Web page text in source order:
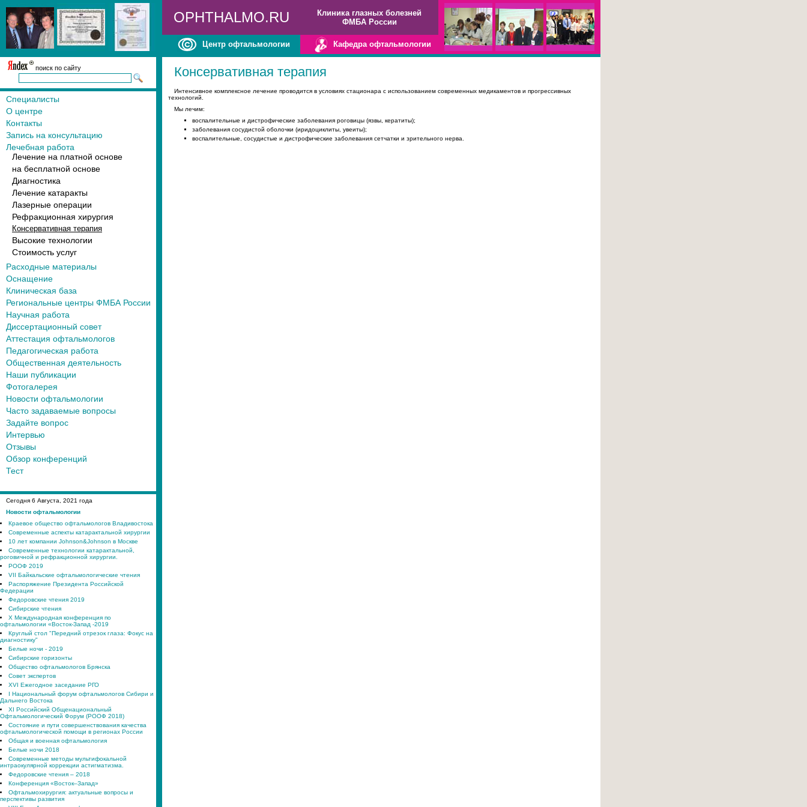
OPHTHALMO.RU
Клиника глазных болезней
ФМБА России
Центр офтальмологии Кафедра офтальмологии
поиск по сайту
Специалисты
О центре
Контакты
Запись на консультацию
Лечебная работа
Лечение на платной основе
на бесплатной основе
Диагностика
Лечение катаракты
Лазерные операции
Рефракционная хирургия
Консервативная терапия
Высокие технологии
Стоимость услуг
Расходные материалы
Оснащение
Клиническая база
Региональные центры ФМБА России
Научная работа
Диссертационный совет
Аттестация офтальмологов
Педагогическая работа
Общественная деятельность
Наши публикации
Фотогалерея
Новости офтальмологии
Часто задаваемые вопросы
Задайте вопрос
Интервью
Отзывы
Обзор конференций
Тест
Сегодня 6 Августа, 2021 года
Новости офтальмологии
Краевое общество офтальмологов Владивостока
Современные аспекты катарактальной хирургии
10 лет компании Johnson&Johnson в Москве
Современные технологии катарактальной,
роговичной и рефракционной хирургии.
РООФ 2019
VII Байкальские офтальмологические чтения
Распоряжение Президента Российской
Федерации
Федоровские чтения 2019
Сибирские чтения
X Международная конференция по
офтальмологии «Восток-Запад -2019
Круглый стол "Передний отрезок глаза: Фокус на
диагностику"
Белые ночи - 2019
Сибирские горизонты
Общество офтальмологов Брянска
Совет экспертов
XVI Ежегодное заседание РГО
I Национальный форум офтальмологов Сибири и
Дальнего Востока
XI Российский Общенациональный
Офтальмологический Форум (РООФ 2018)
Состояние и пути совершенствования качества
офтальмологической помощи в регионах России
Общая и военная офтальмология
Белые ночи 2018
Современные методы мультифокальной
интраокулярной коррекции астигматизма.
Федоровские чтения – 2018
Конференция «Восток–Запад»
Офтальмохирургия: актуальные вопросы и
перспективы развития
Консервативная терапия
Интенсивное комплексное лечение проводится в условиях стационара с использованием современных медикаментов и прогрессивных
технологий.
Мы лечим:
воспалительные и дистрофические заболевания роговицы (язвы, кератиты);
заболевания сосудистой оболочки (иридоциклиты, увеиты);
воспалительные, сосудистые и дистрофические заболевания сетчатки и зрительного нерва.